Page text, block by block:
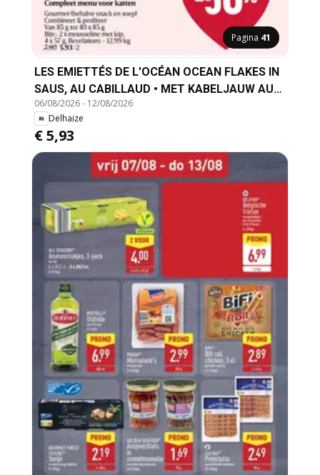
Pagina 41
LES EMIETTÉS DE L'OCÉAN OCEAN FLAKES IN
SAUS, AU CABILLAUD • MET KABELJAUW AU
SAUMON • MET ZALM AU CARRELET • MET
SCHOL AU COLIN • MET KOOLVIS
06/08/2026- 12/08/2026
Delhaize
€ 5,93